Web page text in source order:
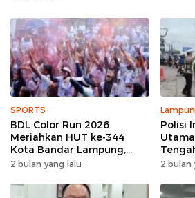
SPORTS
BDL Color Run 2026
Meriahkan HUT ke-344
Kota Bandar Lampung,
Wujud Semangat Sehat
2 bulan yang lalu
Polisi
Lintas
2 bulan